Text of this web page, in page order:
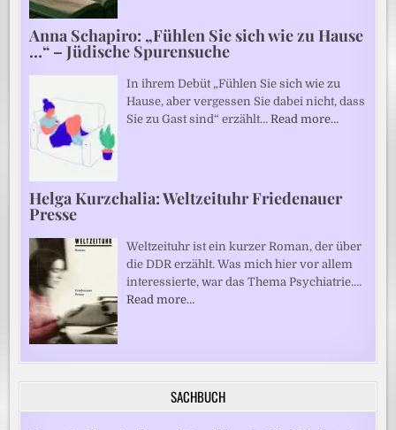
Anna Schapiro: „Fühlen Sie sich wie zu Hause
…“ – Jüdische Spurensuche
In ihrem Debüt „Fühlen Sie sich wie zu
Hause, aber vergessen Sie dabei nicht, dass
Sie zu Gast sind“ erzählt…Read more…
Helga Kurzchalia: Weltzeituhr Friedenauer
Presse
Weltzeituhr ist ein kurzer Roman, der über
die DDR erzählt. Was mich hier vor allem
interessierte, war das Thema Psychiatrie.…
Read more…
SACHBUCH